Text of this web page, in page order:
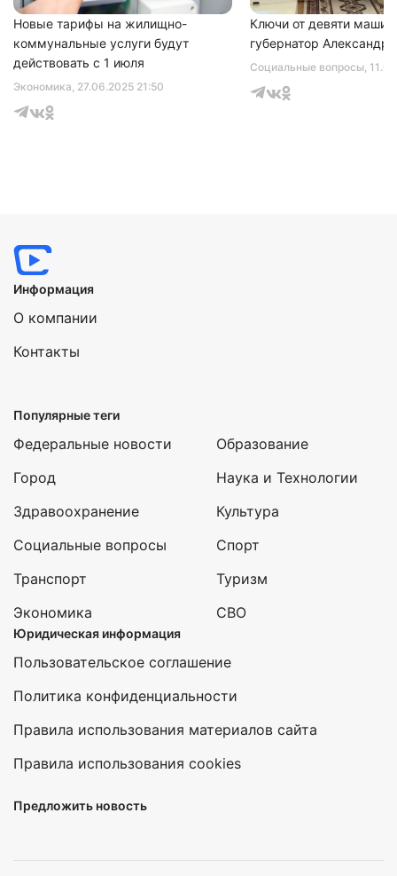
Экономика, 27.06.2025 21:50
Новые тарифы на жилищно-
коммунальные услуги будут
действовать с 1 июля
Социальные вопросы,
Ключи от девяти машин
губернатор Александр
Информация
О компании
Контакты
Популярные теги
Федеральные новости
Город
Здравоохранение
Социальные вопросы
Транспорт
Экономика
Образование
Наука и Технологии
Культура
Спорт
Туризм
СВО
Юридическая информация
Пользовательское соглашение
Политика конфиденциальности
Правила использования материалов сайта
Правила использования cookies
Предложить новость